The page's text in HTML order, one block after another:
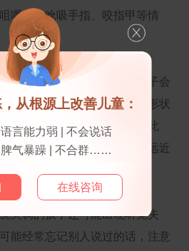
嚼少、吮吸手指、咬指甲等情
的一个重要表现。比如孩子会
特别执着，而对其他颜色或形状
品排队，不愿意和人对视。此
能力下降，难以判断物体的远近
调的孩子还可能出现听觉失
能经常忘记别人说过的话，注意
从根源上改善儿童：
言能力弱 | 不会说话
脾气暴躁 | 不合群……
在线咨询